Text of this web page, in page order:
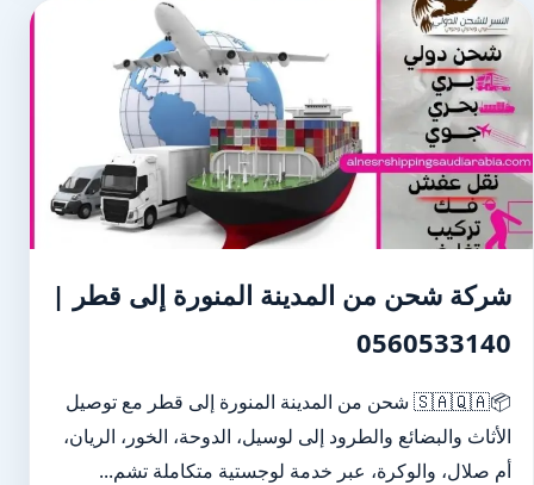
شركة شحن من المدينة المنورة إلى قطر |
0560533140
📦🇸🇦🇶🇦 شحن من المدينة المنورة إلى قطر مع توصيل
الأثاث والبضائع والطرود إلى لوسيل، الدوحة، الخور، الريان،
أم صلال، والوكرة، عبر خدمة لوجستية متكاملة تشم...